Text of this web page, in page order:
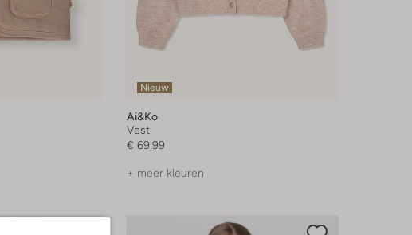
Nieuw
Ai&ko
Vest
€ 69,99
+ meer kleuren